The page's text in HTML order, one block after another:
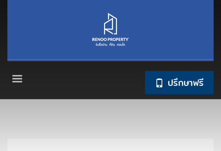
ปรึกษาฟรี